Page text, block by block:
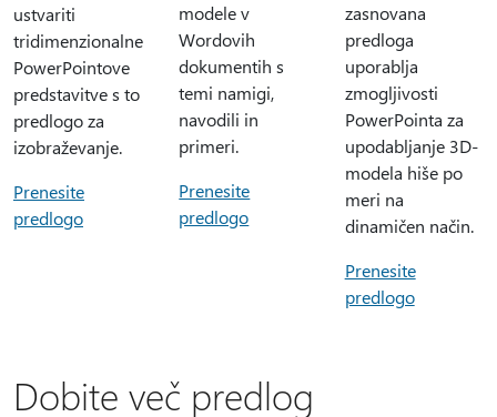
ustvariti
tridimenzionalne
PowerPointove
predstavitve s to
predlogo za
izobraževanje.
Prenesite
predlogo
modele v
Wordovih
dokumentih s
temi namigi,
navodili in
primeri.
Prenesite
predlogo
zasnovana
predloga
uporablja
zmogljivosti
PowerPointa za
upodabljanje 3D-
modela hiše po
meri na
dinamičen način.
Prenesite
predlogo
Dobite več predlog